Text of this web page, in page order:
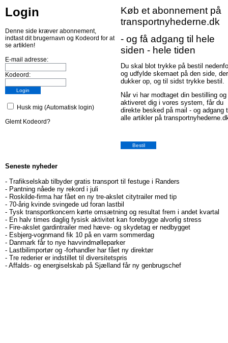
Login
Denne side kræver abonnement,
indtast dit brugernavn og Kodeord for at
se artiklen!
E-mail adresse:
Kodeord:
Husk mig (Automatisk login)
Glemt Kodeord?
Køb et abonnement på
transportnyhederne.dk
- og få adgang til hele
siden - hele tiden
Du skal blot trykke på bestil
og udfylde skemaet på den side, der
dukker op, og til sidst trykke bestil.
Når vi har modtaget din bestilling og
aktiveret dig i vores system, får du
direkte besked på mail - og adgang
alle artikler på
Seneste nyheder
- Trafikselskab tilbyder gratis transport til festuge i Randers
- Pantning nåede ny rekord i juli
- Roskilde-firma har fået en ny tre-akslet citytrailer med tip
- 70-årig kvinde svingede ud foran lastbil
- Tysk transportkoncern kørte omsætning og resultat frem i andet kvartal
- En halv times daglig fysisk aktivitet kan forebygge alvorlig stress
- Fire-akslet gardintrailer med hæve- og skydetag er nedbygget
- Esbjerg-vognmand fik 10 på en varm sommerdag
- Danmark får to nye havvindmølleparker
- Lastbilimportør og -forhandler har fået ny direktør
- Tre rederier er indstillet til diversitetspris
- Affalds- og energiselskab på Sjælland får ny genbrugschef